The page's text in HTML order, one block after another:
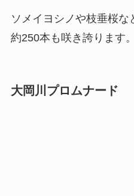
ソメイヨシノや枝垂桜な
約250本も咲き誇ります。
大岡川プロムナード